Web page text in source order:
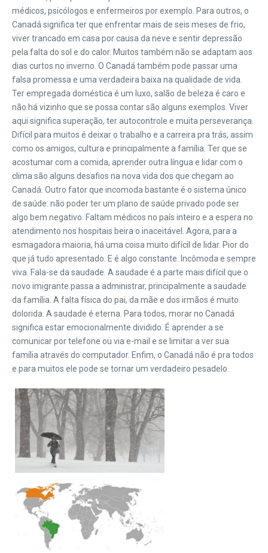
médicos, psicólogos e enfermeiros por exemplo. Para outros, o
Canadá significa ter que enfrentar mais de seis meses de frio,
viver trancado em casa por causa da neve e sentir depressão
pela falta do sol e do calor. Muitos também não se adaptam aos
dias curtos no inverno. O Canadá também pode passar uma
falsa promessa e uma verdadeira baixa na qualidade de vida.
Ter empregada doméstica é um luxo, salão de beleza é caro e
não há vizinho que se possa contar são alguns exemplos. Viver
aqui significa superação, ter autocontrole e muita perseverança.
Difícil para muitos é deixar o trabalho e a carreira pra trás, assim
como os amigos, cultura e principalmente a família. Ter que se
acostumar com a comida, aprender outra língua e lidar com o
clima são alguns desafios na nova vida dos que chegam ao
Canadá. Outro fator que incomoda bastante é o sistema único
de saúde: não poder ter um plano de saúde privado pode ser
algo bem negativo. Faltam médicos no país inteiro e a espera no
atendimento nos hospitais beira o inaceitável. Agora, para a
esmagadora maioria, há uma coisa muito difícil de lidar. Pior do
que já tudo apresentado. E é algo constante. Incômoda e sempre
viva. Fala-se da saudade. A saudade é a parte mais difícil que o
novo imigrante passa a administrar, principalmente a saudade
da família. A falta física do pai, da mãe e dos irmãos é muito
dolorida. A saudade é eterna. Para todos, morar no Canadá
significa estar emocionalmente dividido. É aprender a se
comunicar por telefone ou via e-mail e se limitar a ver sua
família através do computador. Enfim, o Canadá não é pra todos
e para muitos ele pode se tornar um verdadeiro pesadelo.